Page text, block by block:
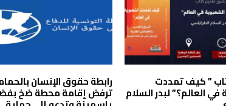
” كيف تمددت
العالم؟” لبدر السلام
رابطة حقوق الإنسان
ترفض إقامة محطة ضخ